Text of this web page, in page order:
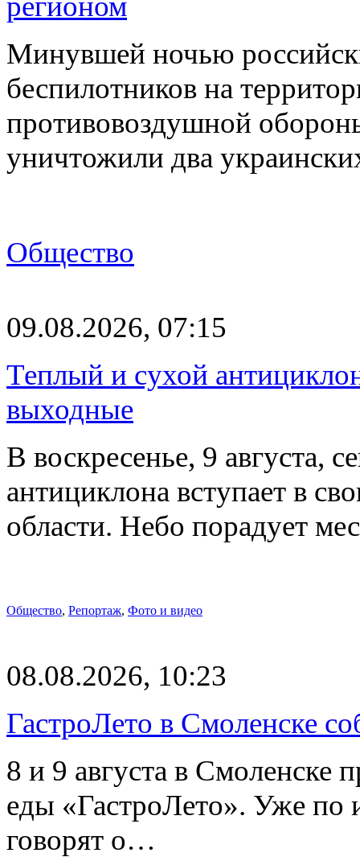
Минувшей ночью
беспилотников на
противовоздушной
уничтожили два
Общество
09.08.2026, 07:15
Теплый и сухой
выходные
В воскресенье, 9 августа,
антициклона вступает в
области. Небо порадует
Общество, Репортаж, Фото и видео
08.08.2026, 10:23
ГастроЛето в Смоленске
8 и 9 августа в Смоленске
еды «ГастроЛето». Уже по
говорят о…